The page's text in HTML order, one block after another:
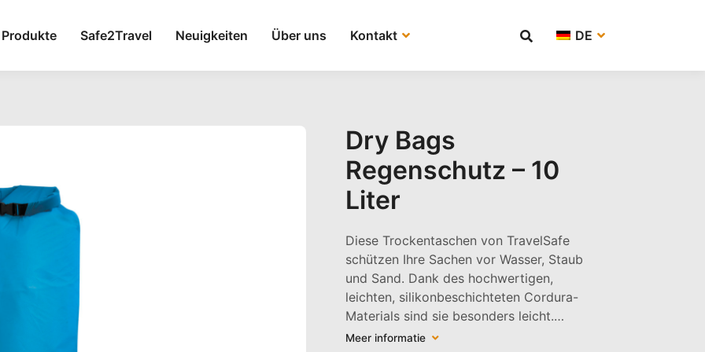
Produkte Safe2Travel Neuigkeiten Über uns Kontakt DE
Dry Bags
Regenschutz – 10
Liter
Diese Trockentaschen von TravelSafe
schützen Ihre Sachen vor Wasser, Staub
und Sand. Dank des hochwertigen,
leichten, silikonbeschichteten Cordura-
Materials sind sie besonders leicht.…
Meer informatie